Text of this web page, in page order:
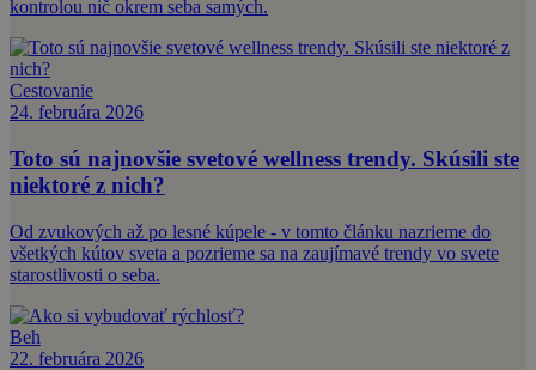
kontrolou nič okrem seba samých.
Cestovanie
24. februára 2026
Toto sú najnovšie svetové wellness trendy. Skúsili ste
niektoré z nich?
Od zvukových až po lesné kúpele - v tomto článku nazrieme do
všetkých kútov sveta a pozrieme sa na zaujímavé trendy vo svete
starostlivosti o seba.
Beh
22. februára 2026